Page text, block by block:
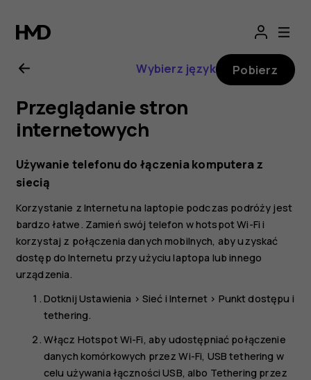
Nokia
8.1
—
instrukcja
obsługi
Wybierz język Pobierz
Przeglądanie stron
internetowych
Używanie telefonu do łączenia komputera z
siecią
Korzystanie z Internetu na laptopie podczas podróży jest
bardzo łatwe. Zamień swój telefon w hotspot Wi-Fi i
korzystaj z połączenia danych mobilnych, aby uzyskać
dostęp do Internetu przy użyciu laptopa lub innego
urządzenia.
DotknijUstawienia > Sieć i Internet > Punkt dostępu i
tethering.
Włącz Hotspot Wi-Fi, aby udostępniać połączenie
danych komórkowych przez Wi-Fi, USB tethering w
celu używania łączności USB, albo Tethering przez